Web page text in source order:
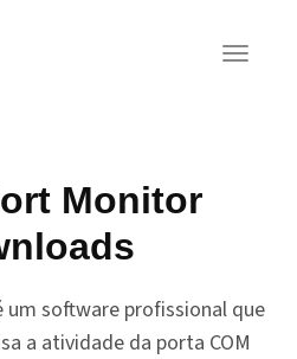
Toggle
Monitor
um software profissional que
a atividade da porta COM